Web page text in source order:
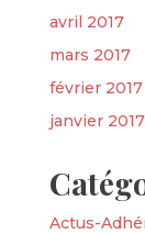
avril 2017
mars 2017
février 2017
janvier 2017
Actus-